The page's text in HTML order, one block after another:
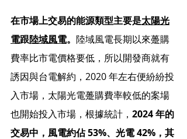
在市場上交易的能源類型主要是太陽光
電跟陸域風電。 陸域風電長期以來躉購
費率比市電價格要低，所以開發商就有
誘因與台電解約，2020 年左右便紛紛投
入市場，太陽光電躉購費率較低的案場
也開始投入市場，根據統計， 2024 年的
交易中，風電約佔 53%、光電 42%，其